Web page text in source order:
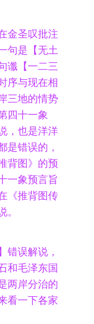
金圣叹批注
句是【无土
谶【一二三
序与现在相
三地的情势
四十一象
，也是洋洋
是错误的，
背图》的预
一象预言旨
《推背图传
。
错误解说，
和毛泽东国
两岸分治的
看一下各家